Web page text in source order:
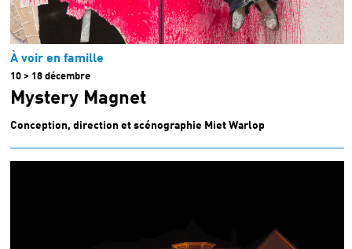
À voir en famille
10 > 18 décembre
Mystery Magnet
Conception, direction et scénographie Miet Warlop